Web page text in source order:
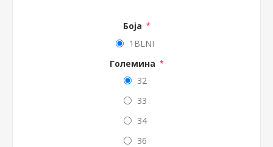
Боја *
1BLNI
Големина *
32
33
34
36